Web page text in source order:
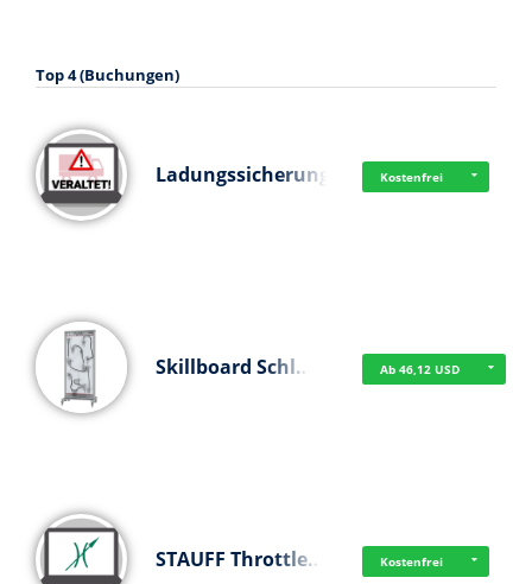
Top 4 (Buchungen)
Ladungssicherung Kostenfrei
Skillboard Schl… Ab 46,12 USD
STAUFF Throttle… Kostenfrei